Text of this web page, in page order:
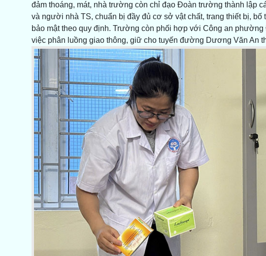
đảm thoáng, mát, nhà trường còn chỉ đạo Đoàn trường thành lập
và người nhà TS, chuẩn bị đầy đủ cơ sở vật chất, trang thiết bị, bố
bảo mật theo quy định. Trường còn phối hợp với Công an
việc phân luồng giao thông, giữ cho tuyến đường Dương Văn An